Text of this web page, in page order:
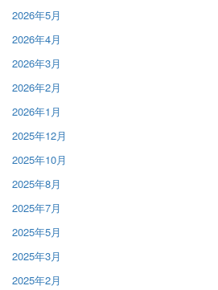
2026年5月
2026年4月
2026年3月
2026年2月
2026年1月
2025年12月
2025年10月
2025年8月
2025年7月
2025年5月
2025年3月
2025年2月